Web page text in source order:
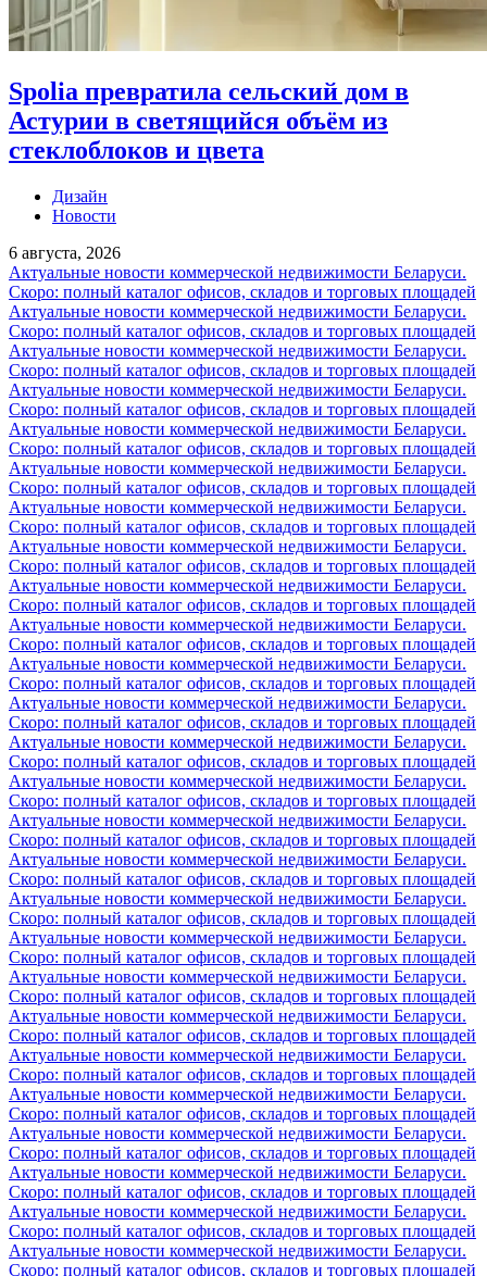
Spolia превратила сельский дом в
Астурии в светящийся объём из
стеклоблоков и цвета
Дизайн
Новости
6 августа, 2026
Актуальные новости коммерческой недвижимости Беларуси.
Скоро: полный каталог офисов, складов и торговых площадей
Актуальные новости коммерческой недвижимости Беларуси.
Скоро: полный каталог офисов, складов и торговых площадей
Актуальные новости коммерческой недвижимости Беларуси.
Скоро: полный каталог офисов, складов и торговых площадей
Актуальные новости коммерческой недвижимости Беларуси.
Скоро: полный каталог офисов, складов и торговых площадей
Актуальные новости коммерческой недвижимости Беларуси.
Скоро: полный каталог офисов, складов и торговых площадей
Актуальные новости коммерческой недвижимости Беларуси.
Скоро: полный каталог офисов, складов и торговых площадей
Актуальные новости коммерческой недвижимости Беларуси.
Скоро: полный каталог офисов, складов и торговых площадей
Актуальные новости коммерческой недвижимости Беларуси.
Скоро: полный каталог офисов, складов и торговых площадей
Актуальные новости коммерческой недвижимости Беларуси.
Скоро: полный каталог офисов, складов и торговых площадей
Актуальные новости коммерческой недвижимости Беларуси.
Скоро: полный каталог офисов, складов и торговых площадей
Актуальные новости коммерческой недвижимости Беларуси.
Скоро: полный каталог офисов, складов и торговых площадей
Актуальные новости коммерческой недвижимости Беларуси.
Скоро: полный каталог офисов, складов и торговых площадей
Актуальные новости коммерческой недвижимости Беларуси.
Скоро: полный каталог офисов, складов и торговых площадей
Актуальные новости коммерческой недвижимости Беларуси.
Скоро: полный каталог офисов, складов и торговых площадей
Актуальные новости коммерческой недвижимости Беларуси.
Скоро: полный каталог офисов, складов и торговых площадей
Актуальные новости коммерческой недвижимости Беларуси.
Скоро: полный каталог офисов, складов и торговых площадей
Актуальные новости коммерческой недвижимости Беларуси.
Скоро: полный каталог офисов, складов и торговых площадей
Актуальные новости коммерческой недвижимости Беларуси.
Скоро: полный каталог офисов, складов и торговых площадей
Актуальные новости коммерческой недвижимости Беларуси.
Скоро: полный каталог офисов, складов и торговых площадей
Актуальные новости коммерческой недвижимости Беларуси.
Скоро: полный каталог офисов, складов и торговых площадей
Актуальные новости коммерческой недвижимости Беларуси.
Скоро: полный каталог офисов, складов и торговых площадей
Актуальные новости коммерческой недвижимости Беларуси.
Скоро: полный каталог офисов, складов и торговых площадей
Актуальные новости коммерческой недвижимости Беларуси.
Скоро: полный каталог офисов, складов и торговых площадей
Актуальные новости коммерческой недвижимости Беларуси.
Скоро: полный каталог офисов, складов и торговых площадей
Актуальные новости коммерческой недвижимости Беларуси.
Скоро: полный каталог офисов, складов и торговых площадей
Актуальные новости коммерческой недвижимости Беларуси.
Скоро: полный каталог офисов, складов и торговых площадей